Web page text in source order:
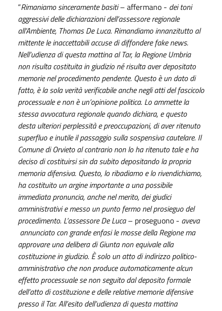
“Rimaniamo sinceramente basiti– affermano - dei toni
aggressivi delle dichiarazioni dell’assessore regionale
all’Ambiente, Thomas De Luca. Rimandiamo innanzitutto al
mittente le inaccettabili accuse di diffondere fake news.
Nell’udienza di questa mattina al Tar, la Regione Umbria
non risulta costituita in giudizio né risulta aver depositato
memorie nel procedimento pendente. Questo è un dato di
fatto, è la sola verità verificabile anche negli atti del fascicolo
processuale e non è un’opinione politica. Lo ammette la
stessa avvocatura regionale quando dichiara, e questo
desta ulteriori perplessità e preoccupazioni, di aver ritenuto
superfluo e inutile il passaggio sulla sospensiva cautelare. Il
Comune di Orvieto al contrario non lo ha ritenuto tale e ha
deciso di costituirsi sin da subito depositando la propria
memoria difensiva. Questo, lo ribadiamo e lo rivendichiamo,
ha costituito un argine importante a una possibile
immediata pronuncia, anche nel merito, dei giudici
amministrativi e messo un punto fermo nel prosieguo del
procedimento. L’assessore De Luca– proseguono - aveva
annunciato con grande enfasi le mosse della Regione ma
approvare una delibera di Giunta non equivale alla
costituzione in giudizio. È solo un atto di indirizzo politico-
amministrativo che non produce automaticamente alcun
effetto processuale se non seguito dal deposito formale
dell’atto di costituzione e delle relative memorie difensive
presso il Tar. All’esito dell’udienza di questa mattina